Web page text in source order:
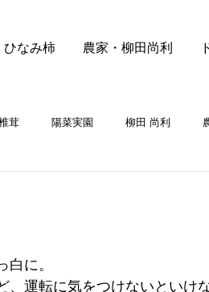
ひなみ柿 農家・柳田尚利
茸 陽菜実園 柳田 尚利
に。
運転に気をつけないといけ